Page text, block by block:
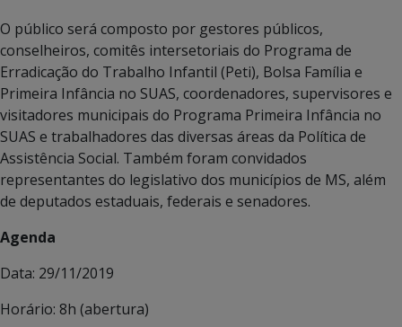
O público será composto por gestores públicos,
conselheiros, comitês intersetoriais do Programa de
Erradicação do Trabalho Infantil (Peti), Bolsa Família e
Primeira Infância no SUAS, coordenadores, supervisores e
visitadores municipais do Programa Primeira Infância no
SUAS e trabalhadores das diversas áreas da Política de
Assistência Social. Também foram convidados
representantes do legislativo dos municípios de MS, além
de deputados estaduais, federais e senadores.
Agenda
Data: 29/11/2019
Horário: 8h (abertura)